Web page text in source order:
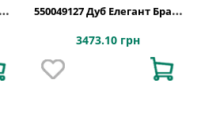
550049127 Дуб Елегант Браш
3473.10 грн